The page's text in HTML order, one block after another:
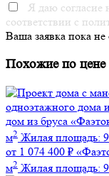
Я даю согласие
соответствии с
Ваша заявка пока не
Похожие по цене
дом из бруса
м2 Жилая площадь:
от 1 074 400 ₽
м2 Жилая площадь: